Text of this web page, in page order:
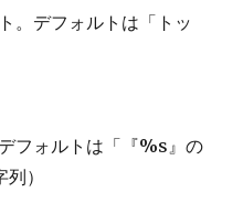
。デフォルトは「トッ
フォルトは「『%s』の
）